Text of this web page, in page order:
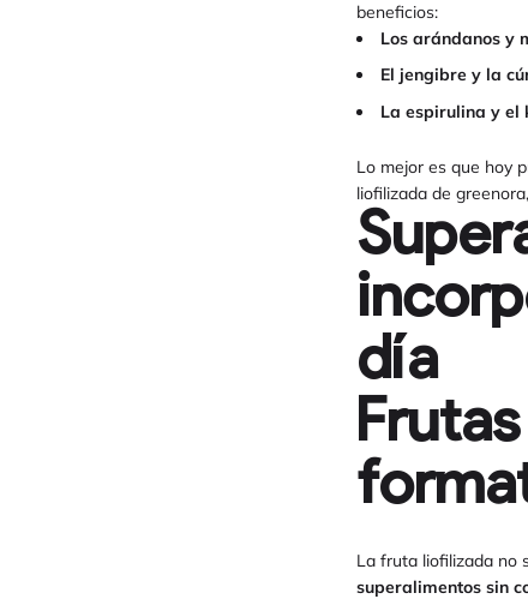
beneficios:
Los arándanos y
El jengibre y la
La espirulina y el
Lo mejor es que hoy
liofilizada de
día
La fruta liofilizada no
superalimentos sin